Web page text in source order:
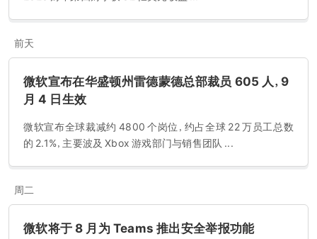
前天
微软宣布在华盛顿州雷德蒙德总部裁员 605 人，9
月 4 日生效
微软宣布全球裁减约 4800 个岗位，约占全球 22 万员工总数
的 2.1%，主要波及 Xbox 游戏部门与销售团队 ...
周二
微软将于 8 月为 Teams 推出安全举报功能